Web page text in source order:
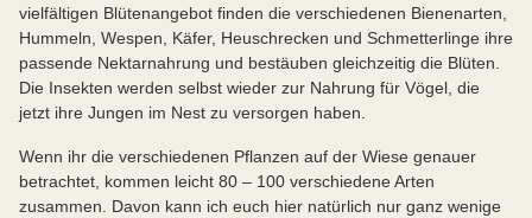
vielfältigen Blütenangebot finden die verschiedenen Bienenarten,
Hummeln, Wespen, Käfer, Heuschrecken und Schmetterlinge ihre
passende Nektarnahrung und bestäuben gleichzeitig die Blüten.
Die Insekten werden selbst wieder zur Nahrung für Vögel, die
jetzt ihre Jungen im Nest zu versorgen haben.
Wenn ihr die verschiedenen Pflanzen auf der Wiese genauer
betrachtet, kommen leicht 80 – 100 verschiedene Arten
zusammen. Davon kann ich euch hier natürlich nur ganz wenige